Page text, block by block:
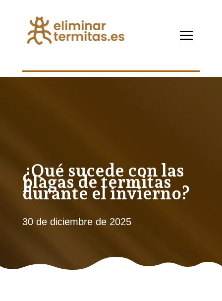
¿Qué sucede con las
plagas de termitas
durante el invierno?
30 de diciembre de 2025